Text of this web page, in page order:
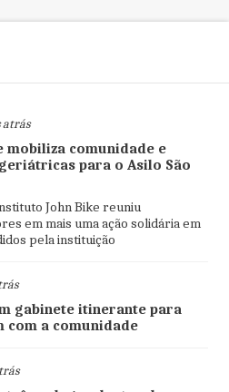
atrás
mobiliza comunidade e
para o Asilo São
John Bike reuniu
em mais uma ação solidária em
pela instituição
gabinete itinerante para
com a comunidade